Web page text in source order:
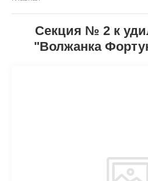
Секция № 2 к
"Волжанка